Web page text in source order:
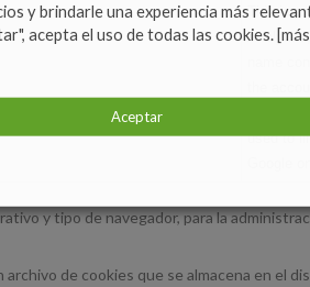
This is a
name
the
to be a
used to
Google
y tipo de navegador, para la
de cookies que se almacena en el
y brindarle una experiencia más
acepta el uso de todas las cookies. [más
Aceptar